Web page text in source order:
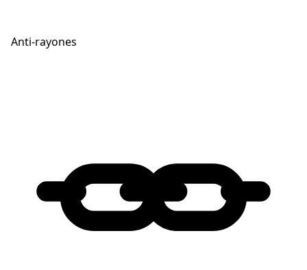
Anti-rayones